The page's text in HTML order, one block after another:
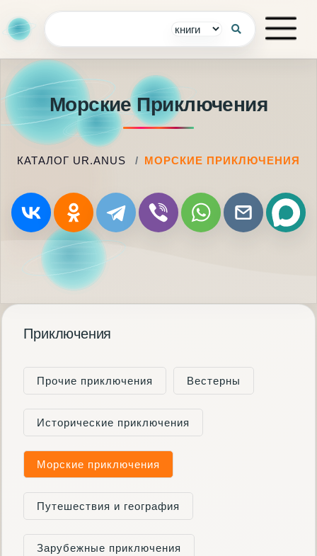
Морские Приключения
КАТАЛОГ UR.ANUS МОРСКИЕ ПРИКЛЮЧЕНИЯ
Приключения
Прочие приключения Вестерны
Исторические приключения
Морские приключения
Путешествия и география
Зарубежные приключения